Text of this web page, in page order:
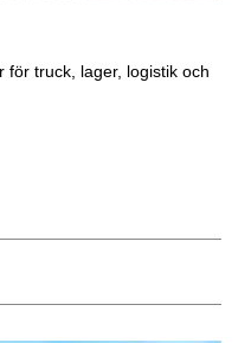
för truck, lager, logistik och